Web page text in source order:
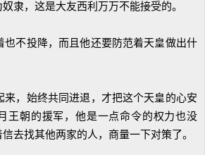
隶，这是大友西利万万不能接受的。
不投降，而且他还要防范着天皇做出什
，始终共同进退，才把这个天皇的心安
王朝的援军，他是一点命令的权力也没
去找其他两家的人，商量一下对策了。